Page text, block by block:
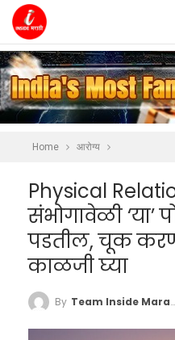
Home आरोग्य
Physical
संभोगावेळी ‘या’
पडतील, चूक
काळजी घ्या
By Team Inside Marathi